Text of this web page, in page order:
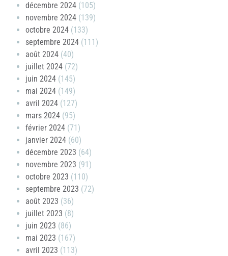
décembre 2024 (105)
novembre 2024 (139)
octobre 2024 (133)
septembre 2024 (111)
août 2024 (40)
juillet 2024 (72)
juin 2024 (145)
mai 2024 (149)
avril 2024 (127)
mars 2024 (95)
février 2024 (71)
janvier 2024 (60)
décembre 2023 (64)
novembre 2023 (91)
octobre 2023 (110)
septembre 2023 (72)
août 2023 (36)
juillet 2023 (8)
juin 2023 (86)
mai 2023 (167)
avril 2023 (113)